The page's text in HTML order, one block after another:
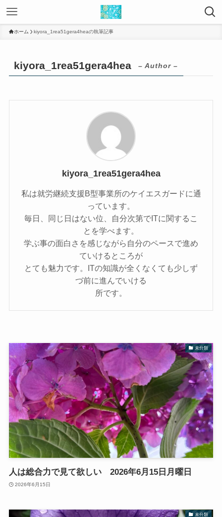
ホーム kiyora_1rea51gera4heaの執筆記事
kiyora_1rea51gera4hea – Author –
kiyora_1rea51gera4hea
私は就労継続支援B型事業所のケイエスガードに通
っています。
毎日、同じ日はない位、自分次第でITに関するこ
とを学べます。
学ぶ事の面白さを感じながら自分のペースで進め
ていけるところが
とても魅力です。ITの知識が全くなくても少しず
づ前に進んでいける
所です。
未分類
人は総合力で見て欲しい 2026年6月15日月曜日
2026年6月15日
未分類